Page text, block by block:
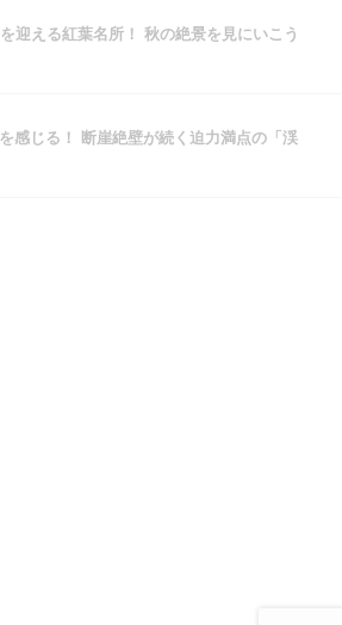
迎える紅葉名所！ 秋の絶景を見にいこう
感じる！ 断崖絶壁が続く迫力満点の「渓